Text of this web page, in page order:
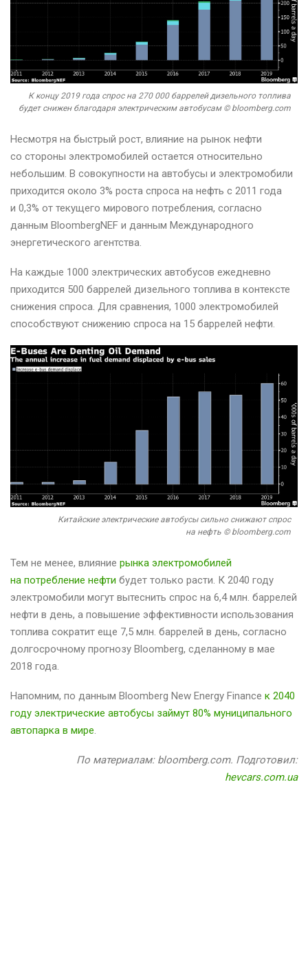
К концу 2019 года спрос на 270 000 баррелей дизельного топлива
будет снижен благодаря электрическим автобусам © bloomberg.com
Несмотря на быстрый рост, влияние на рынок нефти
со стороны электромобилей остается относительно
небольшим. В совокупности на автобусы и электромобили
приходится около 3% роста спроса на нефть с 2011 года
и 0,3% от текущего мирового потребления, согласно
данным BloombergNEF и данным Международного
энергетического агентства.
На каждые 1000 электрических автобусов ежедневно
приходится 500 баррелей дизельного топлива в контексте
снижения спроса. Для сравнения, 1000 электромобилей
способствуют снижению спроса на 15 баррелей нефти.
Китайские электрические автобусы сильно снижают спрос
на нефть © bloomberg.com
Тем не менее, влияние рынка электромобилей
на потребление нефти будет только расти. К 2040 году
электромобили могут вытеснить спрос на 6,4 млн. баррелей
нефти в день, а повышение эффективности использования
топлива сократит еще 7,5 млн. баррелей в день, согласно
долгосрочному прогнозу Bloomberg, сделанному в мае
2018 года.
Напомним, по данным Bloomberg New Energy Finance к 2040
году электрические автобусы займут 80% муниципального
автопарка в мире.
По материалам: bloomberg.com. Подготовил:
hevcars.com.ua